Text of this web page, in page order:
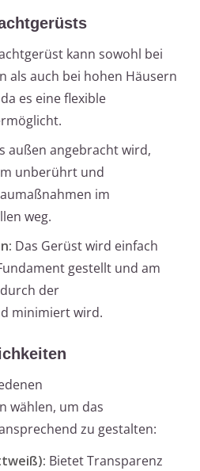
kann sowohl bei
als auch bei hohen Häusern
es eine flexible
außen angebracht wird,
unberührt und
im
weg.
Das Gerüst wird einfach
gestellt und am
der
minimiert wird.
wählen, um das
zu gestalten:
Bietet Transparenz